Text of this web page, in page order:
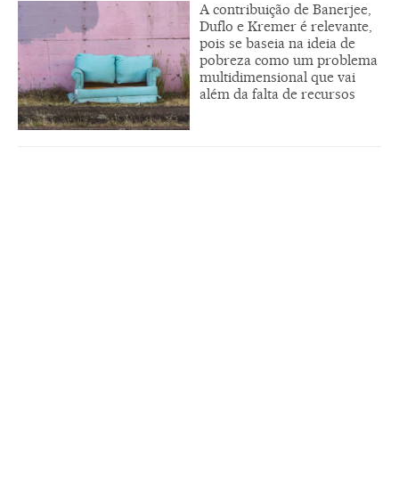
A contribuição de Banerjee,
Duflo e Kremer é relevante,
pois se baseia na ideia de
pobreza como um problema
multidimensional que vai
além da falta de recursos